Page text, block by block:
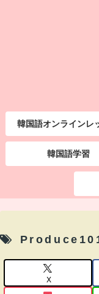
韓国語オンラインレ
韓国語学習
X